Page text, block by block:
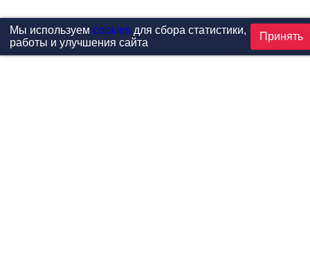
Мы используем cookiesдля сбора статистики,
работы и улучшения сайта
Принять